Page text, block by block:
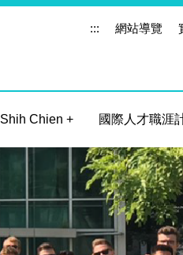
::: 網站導覽
Shih Chien + 國際人才職涯